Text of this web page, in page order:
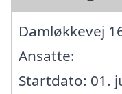
Damløkkevej
Ansatte:
Startdato: 01.